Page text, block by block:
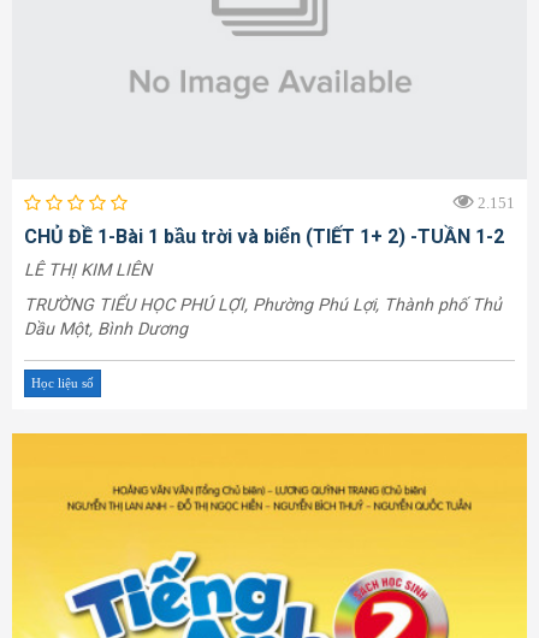
2.151
CHỦ ĐỀ 1-Bài 1 bầu trời và biển (TIẾT 1+ 2) -TUẦN 1-2
LÊ THỊ KIM LIÊN
TRƯỜNG TIỂU HỌC PHÚ LỢI, Phường Phú Lợi, Thành phố Thủ
Dầu Một, Bình Dương
Học liệu số